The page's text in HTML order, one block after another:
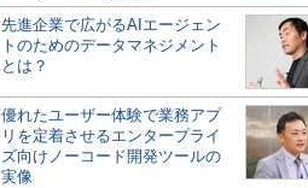
先進企業で広がるAIエージェン
トのためのデータマネジメント
とは？
優れたユーザー体験で業務アプ
リを定着させるエンタープライ
ズ向けノーコード開発ツールの
実像